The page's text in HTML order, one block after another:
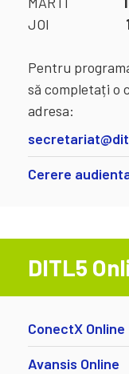
JOI
Pentru
să completați o
adresa:
Cerere
DITL5
ConectX Online
Avansis Online